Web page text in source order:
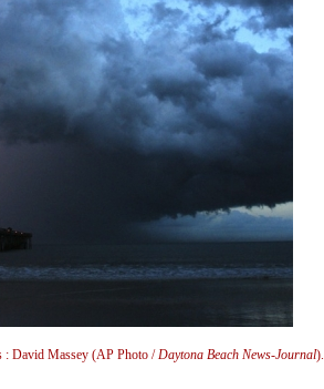
: David Massey (AP Photo /Daytona Beach News-Journal).